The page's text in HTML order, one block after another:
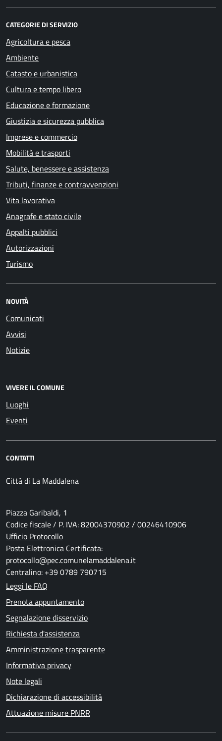
CATEGORIE DI SERVIZIO
Agricoltura e pesca
Ambiente
Catasto e urbanistica
Cultura e tempo libero
Educazione e formazione
Giustizia e sicurezza pubblica
Imprese e commercio
Mobilità e trasporti
Salute, benessere e assistenza
Tributi, finanze e contravvenzioni
Vita lavorativa
Anagrafe e stato civile
Appalti pubblici
Autorizzazioni
Turismo
NOVITÀ
Comunicati
Avvisi
Notizie
VIVERE IL COMUNE
Luoghi
Eventi
CONTATTI
Città di La Maddalena
Piazza Garibaldi, 1
Codice fiscale / P. IVA: 82004370902 / 00246410906
Ufficio Protocollo
Posta Elettronica Certificata:
protocollo@pec.comunelamaddalena.it
Centralino: +39 0789 790715
Leggi le FAQ
Prenota appuntamento
Segnalazione disservizio
Richiesta d'assistenza
Amministrazione trasparente
Informativa privacy
Note legali
Dichiarazione di accessibilità
Attuazione misure PNRR